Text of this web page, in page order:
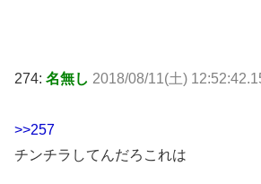
274: 名無し 2018/08/11(土)
>>257
チンチラしてんだろこれは